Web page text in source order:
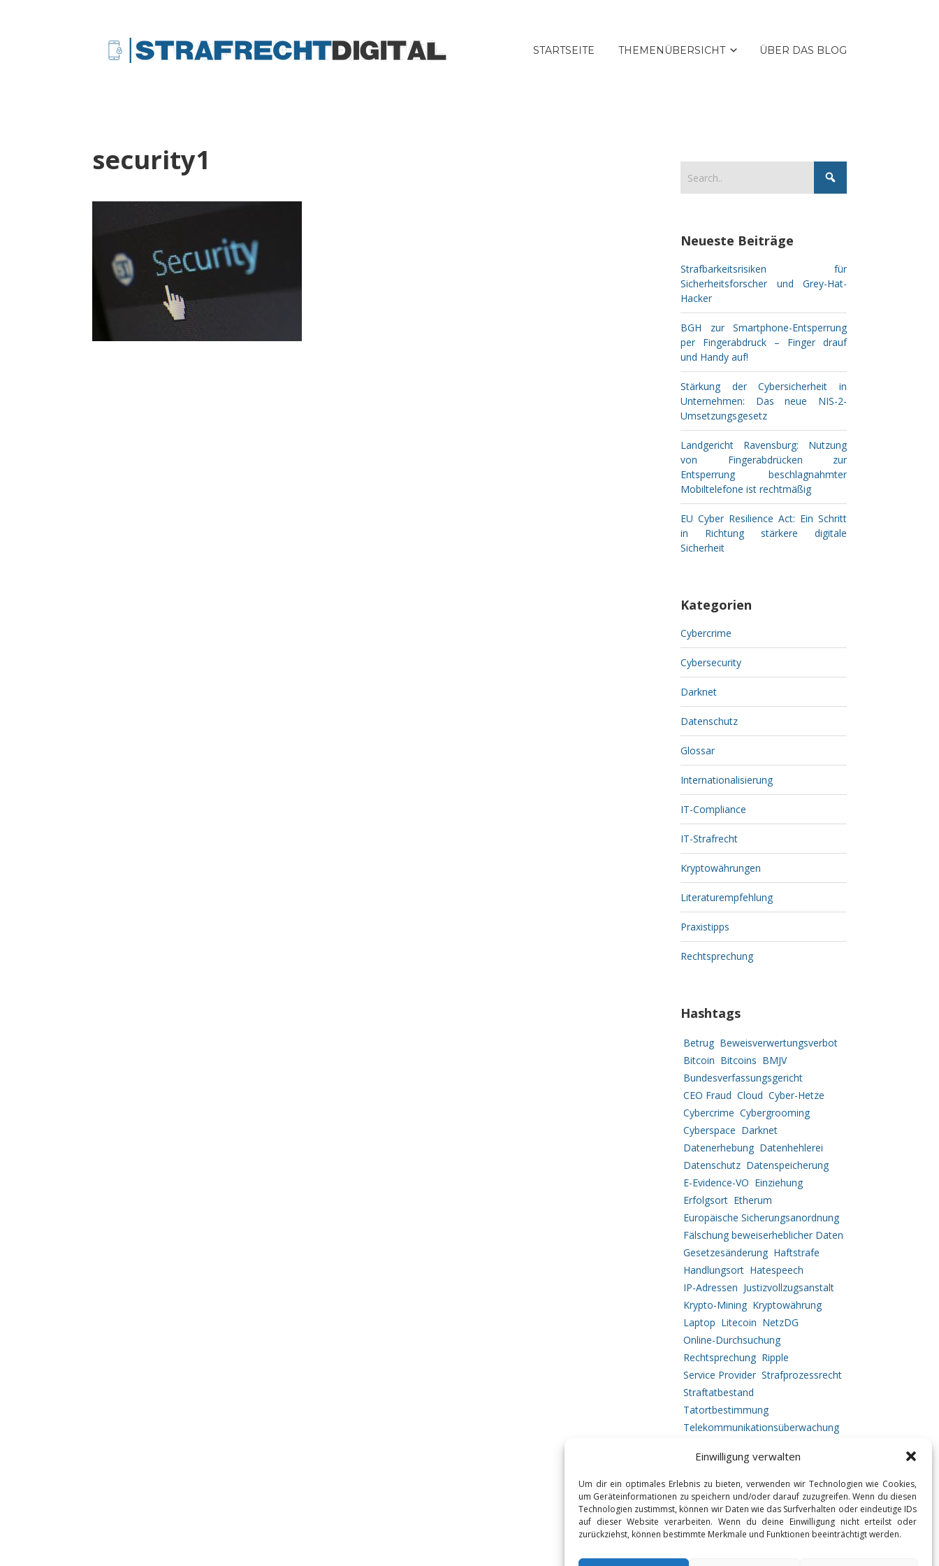
Einwilligung verwalten
Um dir ein optimales Erlebnis zu bieten, verwenden wir Technologien wie Cookies,
um Geräteinformationen zu speichern und/oder darauf zuzugreifen. Wenn du diesen
Technologien zustimmst, können wir Daten wie das Surfverhalten oder eindeutige IDs
auf dieser Website verarbeiten. Wenn du deine Einwilligung nicht erteilst oder
zurückziehst, können bestimmte Merkmale und Funktionen beeinträchtigt werden.
STARTSEITE THEMENÜBERSICHT ÜBER DAS BLOG
security1
Neueste Beiträge
Strafbarkeitsrisiken für
Sicherheitsforscher und Grey-Hat-
Hacker
BGH zur Smartphone-Entsperrung
per Fingerabdruck – Finger drauf
und Handy auf!
Stärkung der Cybersicherheit in
Unternehmen: Das neue NIS-2-
Umsetzungsgesetz
Landgericht Ravensburg: Nutzung
von Fingerabdrücken zur
Entsperrung beschlagnahmter
Mobiltelefone ist rechtmäßig
EU Cyber Resilience Act: Ein Schritt
in Richtung stärkere digitale
Sicherheit
Kategorien
Cybercrime
Cybersecurity
Darknet
Datenschutz
Glossar
Internationalisierung
IT-Compliance
IT-Strafrecht
Kryptowährungen
Literaturempfehlung
Praxistipps
Rechtsprechung
Hashtags
Betrug Beweisverwertungsverbot
Bitcoin Bitcoins BMJV
Bundesverfassungsgericht
CEO Fraud Cloud Cyber-Hetze
Cybercrime Cybergrooming
Cyberspace Darknet
Datenerhebung Datenhehlerei
Datenschutz Datenspeicherung
E-Evidence-VO Einziehung
Erfolgsort Etherum
Europäische Sicherungsanordnung
Fälschung beweiserheblicher Daten
Gesetzesänderung Haftstrafe
Handlungsort Hatespeech
IP-Adressen Justizvollzugsanstalt
Krypto-Mining Kryptowährung
Laptop Litecoin NetzDG
Online-Durchsuchung
Rechtsprechung Ripple
Service Provider Strafprozessrecht
Straftatbestand
Tatortbestimmung
Telekommunikationsüberwachung
Vermögensabschöpfung
Vorgehensweise